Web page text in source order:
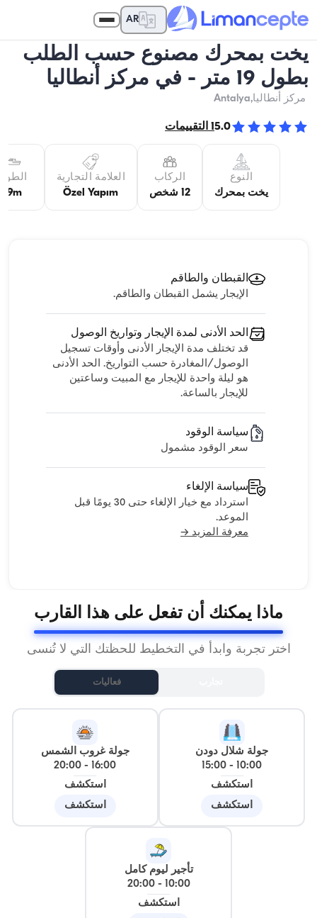
AR
يخت بمحرك مصنوع حسب الطلب
بطول 19 متر - في مركز أنطاليا
مركز أنطاليا,Antalya
5.0
1 التقييمات
النوع
يخت بمحرك
الركاب
12 شخص
العلامة التجارية
Özel Yapım
19m
القبطان والطاقم
الإيجار يشمل القبطان والطاقم.
الحد الأدنى لمدة الإيجار وتواريخ الوصول
قد تختلف مدة الإيجار الأدنى وأوقات تسجيل
الوصول/المغادرة حسب التواريخ. الحد الأدنى
هو ليلة واحدة للإيجار مع المبيت وساعتين
للإيجار بالساعة.
سياسة الوقود
سعر الوقود مشمول
سياسة الإلغاء
استرداد مع خيار الإلغاء حتى 30 يومًا قبل
الموعد.
معرفة المزيد →
ماذا يمكنك أن تفعل على هذا القارب
اختر تجربة وابدأ في التخطيط للحظتك التي لا تُنسى
فعاليات
جولة شلال دودن
10:00
-
15:00
استكشف
استكشف
جولة غروب الشمس
16:00
-
20:00
استكشف
استكشف
تأجير ليوم كامل
10:00
-
20:00
استكشف